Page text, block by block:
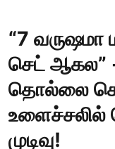
“7 வருஷமா
செட் ஆகல” -
தொல்லை
உளைச்சலில்
முடிவு!